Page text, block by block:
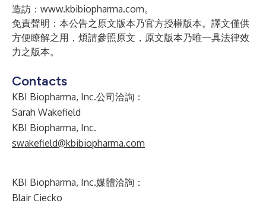
造訪： www.kbibiopharma.com。
免責聲明：本公告之原文版本乃官方授權版本。譯文僅供
方便瞭解之用，煩請參照原文，原文版本乃唯一具法律效
力之版本。
Contacts
KBI Biopharma, Inc.公司洽詢：
Sarah Wakefield
KBI Biopharma, Inc.
swakefield@kbibiopharma.com
KBI Biopharma, Inc.媒體洽詢：
Blair Ciecko